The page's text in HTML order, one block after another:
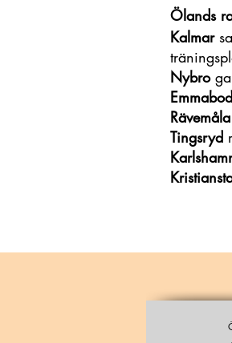
Ölands
Kalmar
Nybro
Rävemåla
Tingsryd